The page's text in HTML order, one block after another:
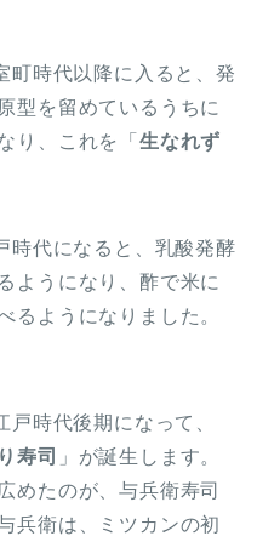
町時代以降に入ると、発
型を留めているうちに
り、これを「 生なれず
時代になると、乳酸発酵
ようになり、酢で米に
るようになりました。
時代後期になって、
寿司
」が誕生します。
めたのが、与兵衛寿司
兵衛は、ミツカンの初